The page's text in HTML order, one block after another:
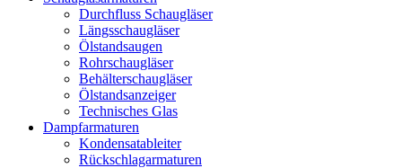
Durchfluss Schaugläser
Längsschaugläser
Ölstandsaugen
Rohrschaugläser
Behälterschaugläser
Ölstandsanzeiger
Technisches Glas
Dampfarmaturen
Kondensatableiter
Rückschlagarmaturen